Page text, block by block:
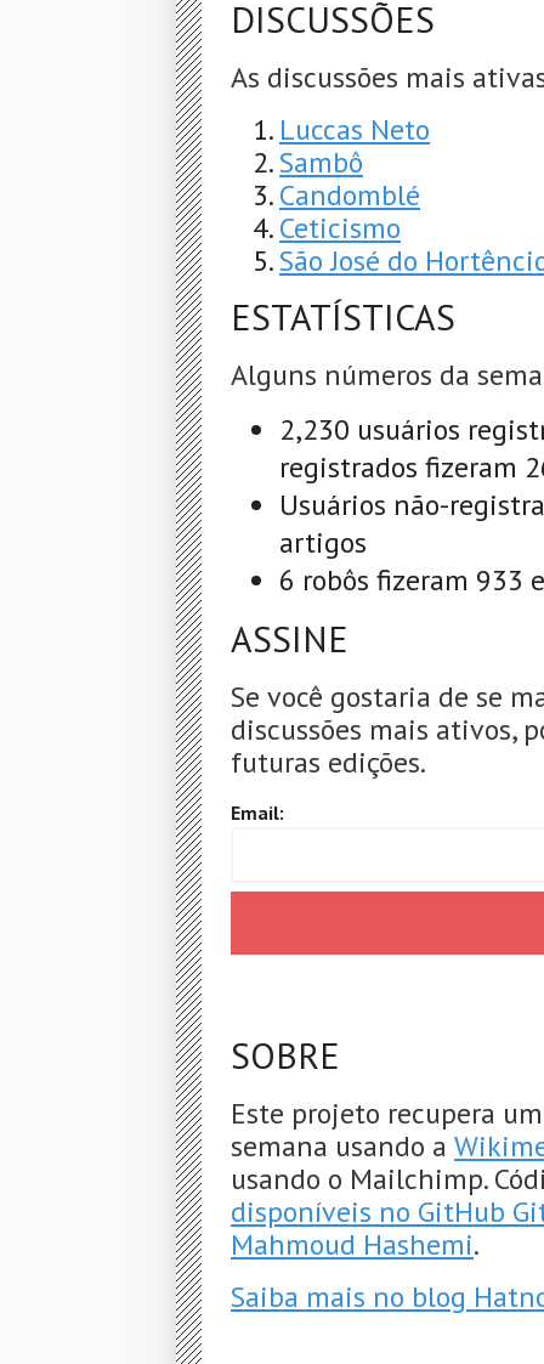
DISCUSSÕES
As discussões mais
Luccas Neto
Sambô
Candomblé
Ceticismo
São José do
ESTATÍSTICAS
Alguns números da
2,230 usuários
registrados fizeram
Usuários não-
artigos
6 robôs fizeram 933
ASSINE
Se você gostaria de se
discussões mais ativos,
futuras edições.
Email:
SOBRE
Este projeto recupera
semana usando a
usando o Mailchimp.
disponíveis no GitHub
Mahmoud Hashemi.
Saiba mais no blog